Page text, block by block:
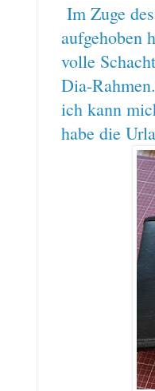
Im Zuge
aufgehoben
volle
Dia-
ich kann
habe die